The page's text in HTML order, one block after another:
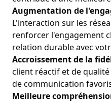
Augmentation de
L'interaction sur les
renforcer l'engagement
relation durable avec
Accroissement de la
client réactif et de
de communication
Meilleure